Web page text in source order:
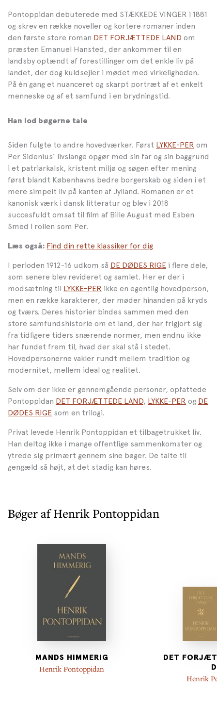
Pontoppidan debuterede med STÆKKEDE VINGER i 1881
og skrev en række noveller og kortere romaner inden
den første store roman DET FORJÆTTEDE LAND om
præsten Emanuel Hansted, der ankommer til en
landsby optændt af forestillinger om det enkle liv på
landet, der dog kuldsejler i mødet med virkeligheden.
På én gang et nuanceret og skarpt portræt af et enkelt
menneske og af et samfund i en brydningstid.
Han lod bøgerne tale
Siden fulgte to andre hovedværker. Først LYKKE-PER om
Per Sidenius’ livslange opgør med sin far og sin baggrund
i et patriarkalsk, kristent miljø og søgen efter mening
først blandt Københavns bedre borgerskab og siden i et
mere simpelt liv på kanten af Jylland. Romanen er et
kanonisk værk i dansk litteratur og blev i 2018
succesfuldt omsat til film af Bille August med Esben
Smed i rollen som Per.
Læs også: Find din rette klassiker for dig
I perioden 1912-16 udkom så DE DØDES RIGE i flere dele,
som senere blev revideret og samlet. Her er der i
modsætning til LYKKE-PER ikke en egentlig hovedperson,
men en række karakterer, der møder hinanden på kryds
og tværs. Deres historier bindes sammen med den
store samfundshistorie om et land, der har frigjort sig
fra tidligere tiders snærende normer, men endnu ikke
har fundet frem til, hvad der skal stå i stedet.
Hovedpersonerne vakler rundt mellem tradition og
modernitet, mellem ideal og realitet.
Selv om der ikke er gennemgående personer, opfattede
Pontoppidan DET FORJÆTTEDE LAND, LYKKE-PER og DE
DØDES RIGE som en trilogi.
Privat levede Henrik Pontoppidan et tilbagetrukket liv.
Han deltog ikke i mange offentlige sammenkomster og
ytrede sig primært gennem sine bøger. De talte til
gengæld så højt, at det stadig kan høres.
Bøger af Henrik Pontoppidan
MANDS HIMMERIG
Henrik Pontoppidan
DET
Henrik